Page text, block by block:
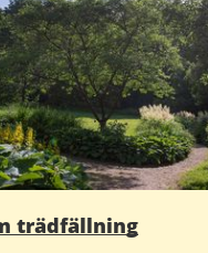
trädfällning